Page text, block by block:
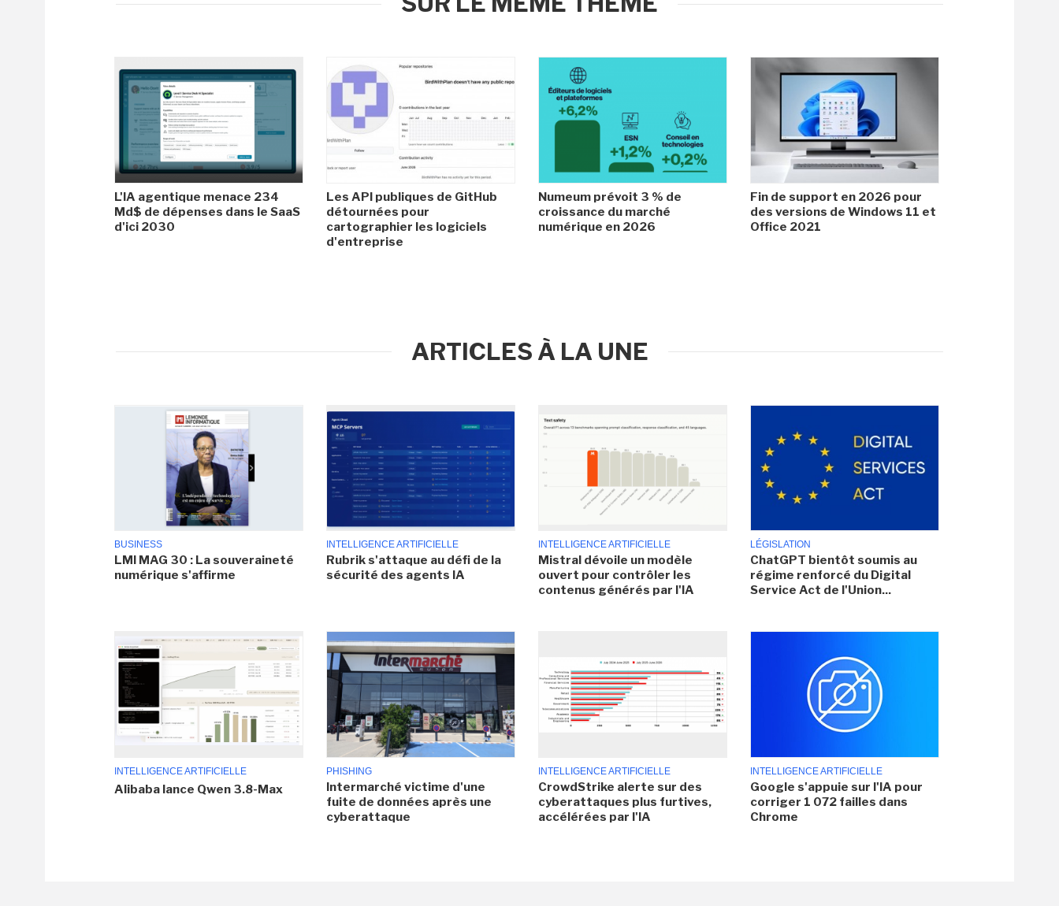
L'IA agentique menace 234
Md$ de dépenses dans le SaaS
d'ici 2030
Les API publiques de GitHub
détournées pour
cartographier les logiciels
d'entreprise
Numeum prévoit 3 % de
croissance du marché
numérique en 2026
Fin de support en 2026 pour
des versions de Windows 11 et
Office 2021
ARTICLES À LA UNE
BUSINESS
LMI MAG 30 : La souveraineté
numérique s'affirme
INTELLIGENCE ARTIFICIELLE
Rubrik s'attaque au défi de la
sécurité des agents IA
INTELLIGENCE ARTIFICIELLE
Mistral dévoile un modèle
ouvert pour contrôler les
contenus générés par l'IA
LÉGISLATION
ChatGPT bientôt soumis au
régime renforcé du Digital
Service Act de l'Union...
INTELLIGENCE ARTIFICIELLE
Alibaba lance Qwen 3.8-Max
PHISHING
Intermarché victime d'une
fuite de données après une
cyberattaque
INTELLIGENCE ARTIFICIELLE
CrowdStrike alerte sur des
cyberattaques plus furtives,
accélérées par l'IA
INTELLIGENCE ARTIFICIELLE
Google s'appuie sur l'IA pour
corriger 1 072 failles dans
Chrome